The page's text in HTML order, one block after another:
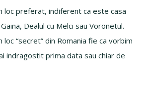
loc preferat, indiferent ca este casa
Dealul cu Melci sau Voronetul.
loc “secret” din Romania fie ca vorbim
indragostit prima data sau chiar de